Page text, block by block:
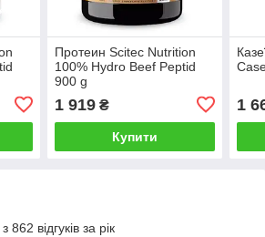
Протеин Scitec Nutrition
100% Hydro Beef Peptid
900 g
1 919₴
Купити
1
відгуків за рік